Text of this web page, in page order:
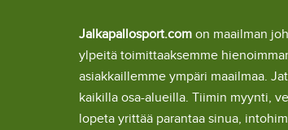
Jalkapallosport.com on maailman
ylpeitä toimittaaksemme
asiakkaillemme ympäri maailmaa.
kaikilla osa-alueilla. Tiimin myynti,
lopeta yrittää parantaa sinua,